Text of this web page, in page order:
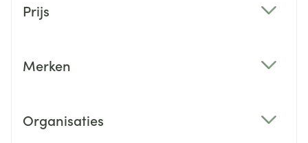
Prijs
Merken
Organisaties